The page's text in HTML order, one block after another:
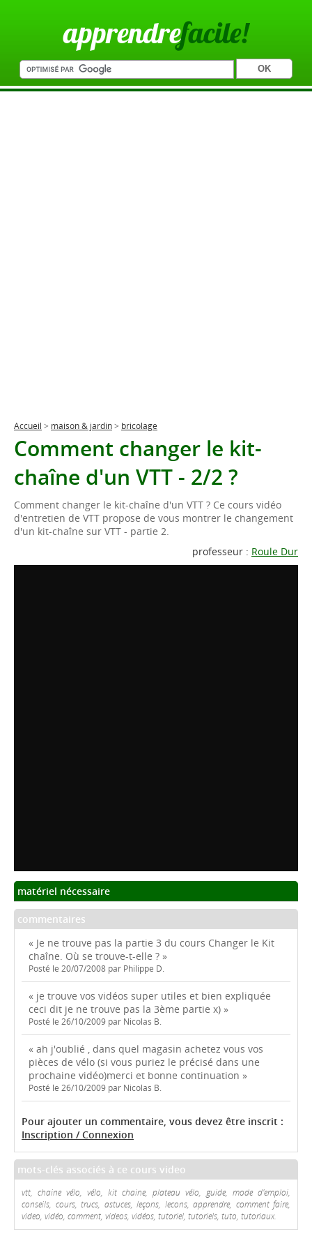
apprendrefacile!
Accueil > maison & jardin> bricolage
Comment changer le kit-
chaîne d'un VTT - 2/2 ?
Comment changer le kit-chaîne d'un VTT ? Ce cours vidéo
d'entretien de VTT propose de vous montrer le changement
d'un kit-chaîne sur VTT - partie 2.
professeur : Roule Dur
matériel nécessaire
commentaires
« Je ne trouve pas la partie 3 du cours Changer le Kit
chaîne. Où se trouve-t-elle ? »
Posté le 20/07/2008 par Philippe D.
« je trouve vos vidéos super utiles et bien expliquée
ceci dit je ne trouve pas la 3ème partie x) »
Posté le 26/10/2009 par Nicolas B.
« ah j'oublié , dans quel magasin achetez vous vos
pièces de vélo (si vous puriez le précisé dans une
prochaine vidéo)merci et bonne continuation »
Posté le 26/10/2009 par Nicolas B.
Pour ajouter un commentaire, vous devez être inscrit :
Inscription / Connexion
mots-clés associés à ce cours video
vtt, chaine vélo, vélo, kit chaine, plateau vélo, guide, mode d'emploi,
conseils, cours, trucs, astuces, leçons, lecons, apprendre, comment faire,
video, vidéo, comment, videos, vidéos, tutoriel, tutoriels, tuto, tutoriaux.